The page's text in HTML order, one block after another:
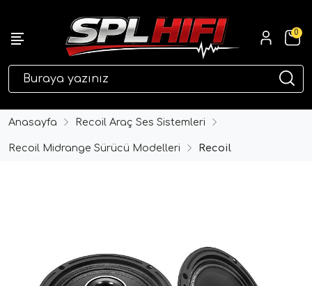
0
Anasayfa Recoil Araç Ses Sistemleri
Recoil Midrange Sürücü Modelleri Recoil